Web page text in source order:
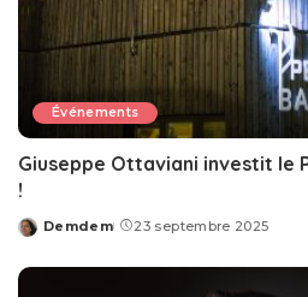
Événements
Giuseppe Ottaviani investit le
!
Posted
Demdem 23 septembre 2025